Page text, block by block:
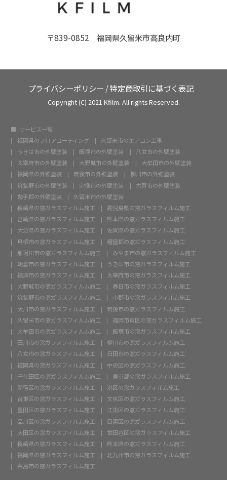
〒839-0852 福岡県久留米市高良内町
プライバシーポリシー /特定商取引に基づく表記
Copyright (C) 2021 Kfilm. All rights Reserved.
サービス一覧
福岡県のフロアコーティング
久留米市のエアコン工事
うきは市の外壁塗装
飯塚市の外壁塗装
八女市の外壁塗装
太宰府市の外壁塗装
大野城市の外壁塗装
大牟田市の外壁塗装
福岡県の外壁塗装
筑後市の外壁塗装
柳川市の外壁塗装
筑紫野市の外壁塗装
宗像市の外壁塗装
古賀市の外壁塗装
鞍手郡の外壁塗装
久留米市の外壁塗装
長崎県の窓ガラスフィルム施工
鹿児島県の窓ガラスフィルム施工
宮崎県の窓ガラスフィルム施工
熊本県の窓ガラスフィルム施工
大分県の窓ガラスフィルム施工
佐賀県の窓ガラスフィルム施工
鳥栖市の窓ガラスフィルム施工
糟屋郡の窓ガラスフィルム施工
那珂川市の窓ガラスフィルム施工
みやま市の窓ガラスフィルム施工
朝倉市の窓ガラスフィルム施工
うきは市の窓ガラスフィルム施工
福津市の窓ガラスフィルム施工
太宰府市の窓ガラスフィルム施工
大野城市の窓ガラスフィルム施工
春日市の窓ガラスフィルム施工
筑紫野市の窓ガラスフィルム施工
小郡市の窓ガラスフィルム施工
大川市の窓ガラスフィルム施工
筑後市の窓ガラスフィルム施工
久留米市の窓ガラスフィルム施工
福岡市東区の窓ガラスフィルム施工
大牟田市の窓ガラスフィルム施工
飯塚市の窓ガラスフィルム施工
田川市の窓ガラスフィルム施工
柳川市の窓ガラスフィルム施工
八女市の窓ガラスフィルム施工
日田市の窓ガラスフィルム施工
福岡県の窓ガラスフィルム施工
中央区の窓ガラスフィルム施工
千代田区の窓ガラスフィルム施工
東京都の窓ガラスフィルム施工
新宿区の窓ガラスフィルム施工
港区の窓ガラスフィルム施工
台東区の窓ガラスフィルム施工
文京区の窓ガラスフィルム施工
墨田区の窓ガラスフィルム施工
江東区の窓ガラスフィルム施工
品川区の窓ガラスフィルム施工
目黒区の窓ガラスフィルム施工
大田区の窓ガラスフィルム施工
世田谷区の窓ガラスフィルム施工
長崎県の窓ガラスフィルム施工
熊本県の窓ガラスフィルム施工
福岡県の窓ガラスフィルム施工
北九州市の窓ガラスフィルム施工
糸島市の窓ガラスフィルム施工